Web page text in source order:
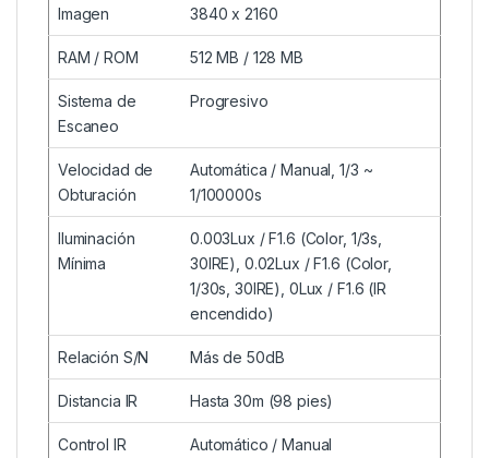
Imagen
3840 x 2160
RAM / ROM 512 MB / 128 MB
Sistema de
Escaneo
Progresivo
Velocidad de
Obturación
Automática / Manual, 1/3 ~
1/100000s
Iluminación
Mínima
0.003Lux / F1.6 (Color, 1/3s,
30IRE), 0.02Lux / F1.6 (Color,
1/30s, 30IRE), 0Lux / F1.6 (IR
encendido)
Relación S/N Más de 50dB
Distancia IR Hasta 30m (98 pies)
Control IR Automático / Manual